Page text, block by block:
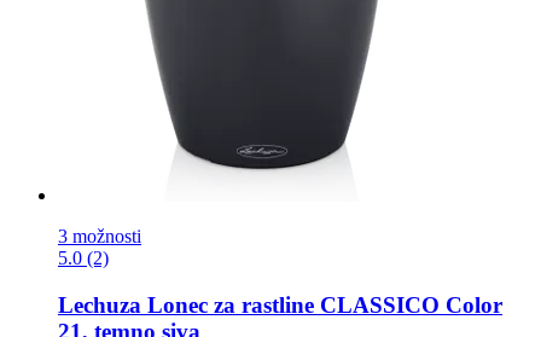
3 možnosti
5.0 (2)
Lechuza Lonec za rastline CLASSICO Color
21, temno siva